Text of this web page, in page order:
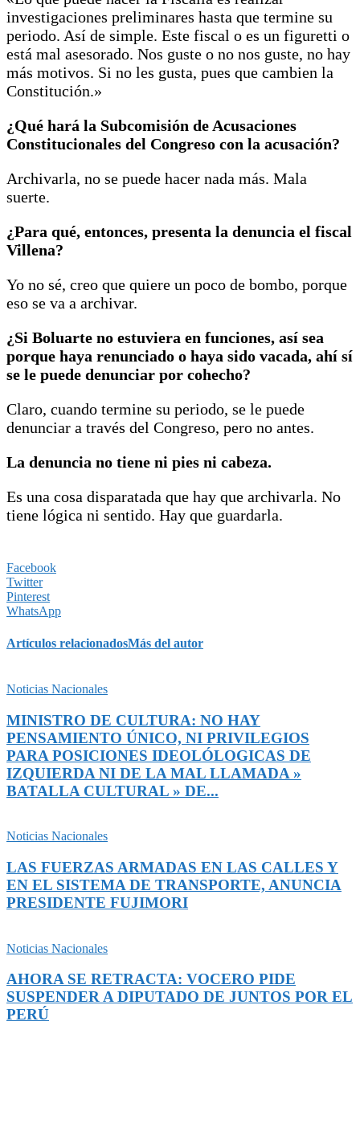
investigaciones preliminares hasta que termine su
periodo. Así de simple. Este fiscal o es un figuretti o
está mal asesorado. Nos guste o no nos guste, no hay
más motivos. Si no les gusta, pues que cambien la
Constitución.»
¿Qué hará la Subcomisión de Acusaciones
Constitucionales del Congreso con la acusación?
Archivarla, no se puede hacer nada más. Mala
suerte.
¿Para qué, entonces, presenta la denuncia el fiscal
Villena?
Yo no sé, creo que quiere un poco de bombo, porque
eso se va a archivar.
¿Si Boluarte no estuviera en funciones, así sea
porque haya renunciado o haya sido vacada, ahí sí
se le puede denunciar por cohecho?
Claro, cuando termine su periodo, se le puede
denunciar a través del Congreso, pero no antes.
La denuncia no tiene ni pies ni cabeza.
Es una cosa disparatada que hay que archivarla. No
tiene lógica ni sentido. Hay que guardarla.
Facebook
Twitter
Pinterest
WhatsApp
Artículos relacionadosMás del autor
Noticias Nacionales
MINISTRO DE CULTURA: NO HAY
PENSAMIENTO ÚNICO, NI PRIVILEGIOS
PARA POSICIONES IDEOLÓLOGICAS DE
IZQUIERDA NI DE LA MAL LLAMADA »
BATALLA CULTURAL » DE...
Noticias Nacionales
LAS FUERZAS ARMADAS EN LAS CALLES Y
EN EL SISTEMA DE TRANSPORTE, ANUNCIA
PRESIDENTE FUJIMORI
Noticias Nacionales
AHORA SE RETRACTA: VOCERO PIDE
SUSPENDER A DIPUTADO DE JUNTOS POR EL
PERÚ